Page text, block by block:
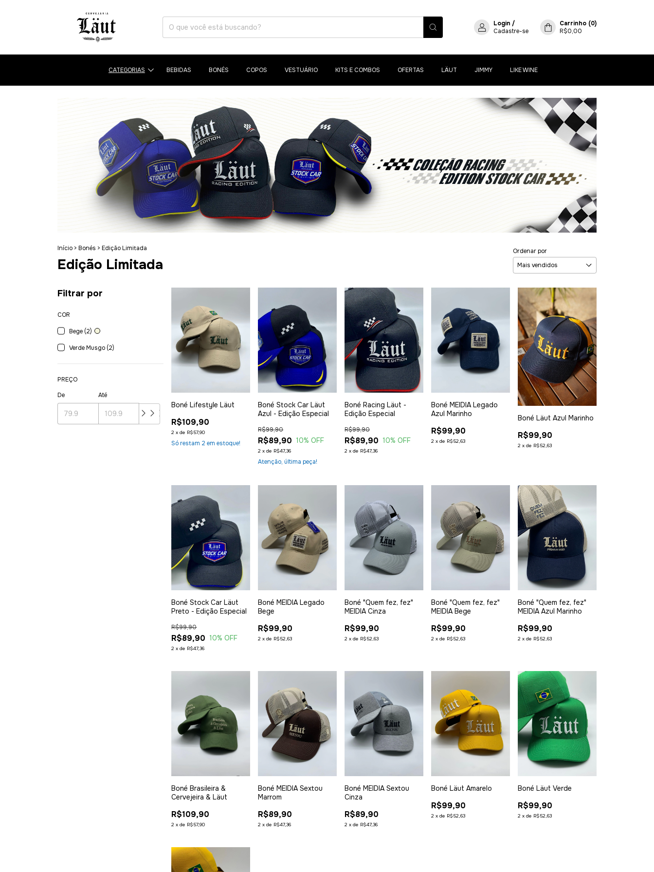
Login /
Cadastre-se
Carrinho (0)
R$0,00
CATEGORIAS BEBIDAS BONÉS COPOS VESTUÁRIO KITS E COMBOS OFERTAS LÄUT JIMMY LIKE WINE
Início > Bonés > Edição Limitada
Edição Limitada
Ordenar por
Filtrar por
COR
Bege (2)
Verde Musgo (2)
PREÇO
De
Até
Boné Lifestyle Läut
R$109,90
2 xde R$57,90
Só restam 2 em estoque!
Boné Stock Car Läut
Azul - Edição Especial
R$89,90
R$99,90
10% OFF
2 xde R$47,36
Atenção, última peça!
Boné Racing Läut -
Edição Especial
R$89,90
R$99,90
10% OFF
2 xde R$47,36
Boné MEIDIA Legado
Azul Marinho
R$99,90
2 xde R$52,63
Boné Läut Azul Marinho
R$99,90
2 xde R$52,63
Boné Stock Car Läut
Preto - Edição Especial
R$89,90
R$99,90
10% OFF
2 xde R$47,36
Boné MEIDIA Legado
Bege
R$99,90
2 xde R$52,63
Boné "Quem fez, fez"
MEIDIA Cinza
R$99,90
2 xde R$52,63
Boné "Quem fez, fez"
MEIDIA Bege
R$99,90
2 xde R$52,63
Boné "Quem fez, fez"
MEIDIA Azul Marinho
R$99,90
2 xde R$52,63
Boné Brasileira &
Cervejeira & Läut
R$109,90
2 xde R$57,90
Boné MEIDIA Sextou
Marrom
R$89,90
2 xde R$47,36
Boné MEIDIA Sextou
Cinza
R$89,90
2 xde R$47,36
Boné Läut Amarelo
R$99,90
2 xde R$52,63
Boné Läut Verde
R$99,90
2 xde R$52,63